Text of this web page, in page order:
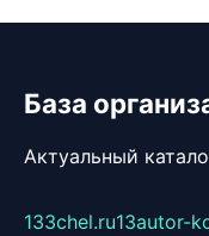
База
Актуальный
133chel.ru13autor-